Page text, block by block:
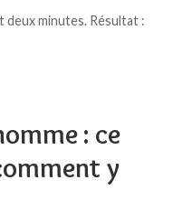
deux minutes. Résultat :
: ce
y